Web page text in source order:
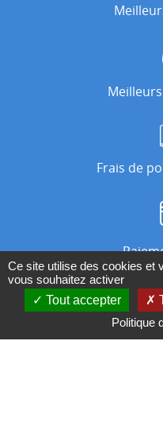
Frais de
Nos
Ce site utilise des cookies et
vous souhaitez activer
Tout accepter
Politique